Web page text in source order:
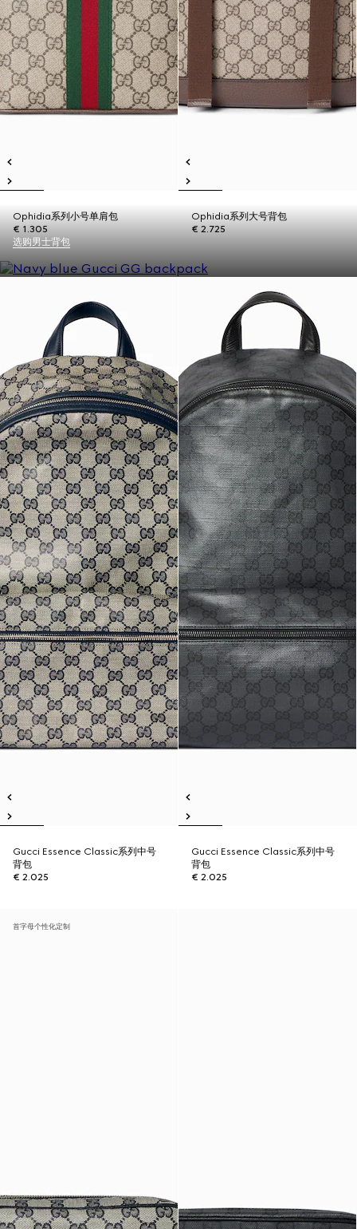
Ophidia系列小号单肩包
€ 1.305
Ophidia系列大号背包
€ 2.725
选购男士背包
Gucci Essence Classic系列中号
背包
€ 2.025
Gucci Essence Classic系列中号
背包
€ 2.025
首字母个性化定制